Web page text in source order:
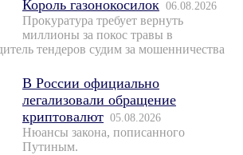
Король газонокосилок 06.08.2026
Прокуратура требует вернуть
миллионы за покос травы в
тендеров судим за мошенничества
В России официально
легализовали обращение
криптовалют 05.08.2026
Нюансы закона, пописанного
Путиным.